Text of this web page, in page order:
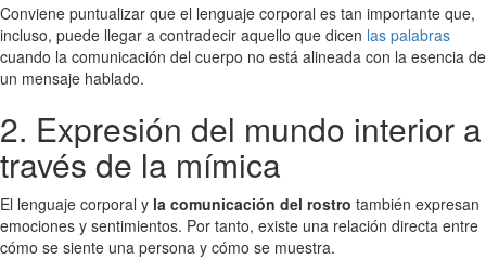
Conviene puntualizar que el lenguaje corporal es tan importante que,
incluso, puede llegar a contradecir aquello que dicen las palabras
cuando la comunicación del cuerpo no está alineada con la esencia de
un mensaje hablado.
2. Expresión del mundo interior a
través de la mímica
El lenguaje corporal y la comunicación del rostro también expresan
emociones y sentimientos. Por tanto, existe una relación directa entre
cómo se siente una persona y cómo se muestra.